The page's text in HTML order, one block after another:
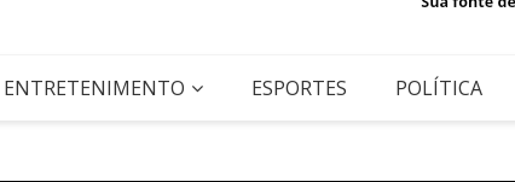
ENTRETENIMENTO ESPORTES POLÍTICA